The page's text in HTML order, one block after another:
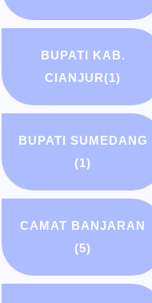
BUPATI KAB.
CIANJUR(1)
BUPATI SUMEDANG
(1)
CAMAT BANJARAN
(5)